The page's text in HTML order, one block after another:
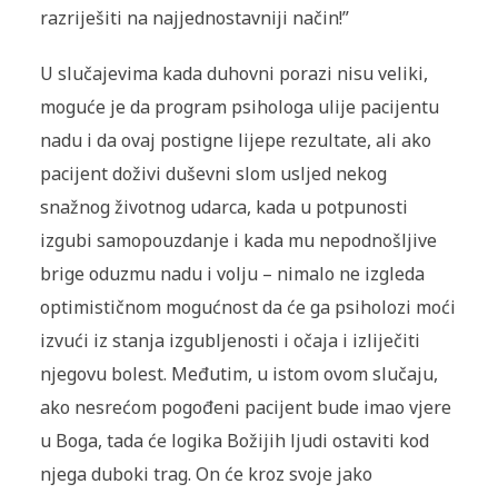
razriješiti na najjednostavniji način!”
U slučajevima kada duhovni porazi nisu veliki,
moguće je da program psihologa ulije pacijentu
nadu i da ovaj postigne lijepe rezultate, ali ako
pacijent doživi duševni slom usljed nekog
snažnog životnog udarca, kada u potpunosti
izgubi samopouzdanje i kada mu nepodnošljive
brige oduzmu nadu i volju – nimalo ne izgleda
optimističnom mogućnost da će ga psiholozi moći
izvući iz stanja izgubljenosti i očaja i izliječiti
njegovu bolest. Međutim, u istom ovom slučaju,
ako nesrećom pogođeni pacijent bude imao vjere
u Boga, tada će logika Božijih ljudi ostaviti kod
njega duboki trag. On će kroz svoje jako